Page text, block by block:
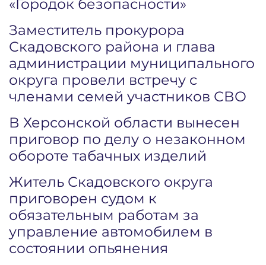
«Городок безопасности»
Заместитель прокурора
Скадовского района и глава
администрации муниципального
округа провели встречу с
членами семей участников СВО
В Херсонской области вынесен
приговор по делу о незаконном
обороте табачных изделий
Житель Скадовского округа
приговорен судом к
обязательным работам за
управление автомобилем в
состоянии опьянения